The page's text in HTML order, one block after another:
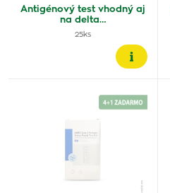
Antigénový test vhodný aj
na delta…
25ks